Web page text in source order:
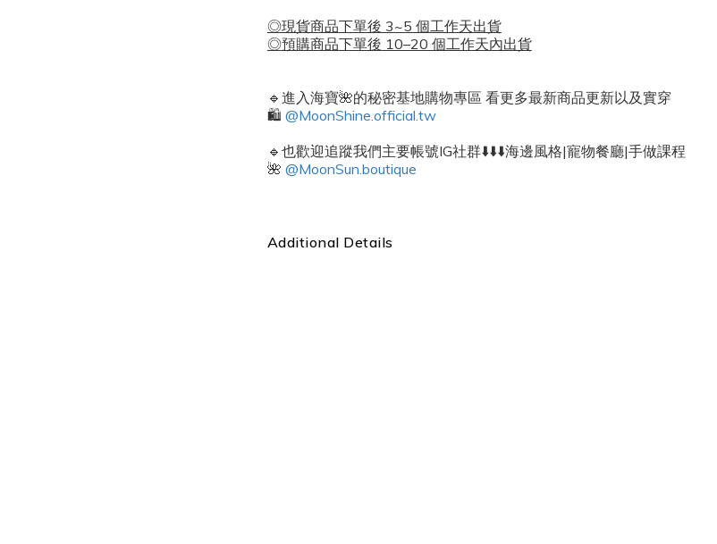
◎現貨商品下單後 3~5 個工作天出貨
◎預購商品下單後 10–20 個工作天內出貨
🔹進入海寶🌺的秘密基地購物專區 看更多最新商品更新以及實穿
🛍️ @MoonShine.official.tw
🔹也歡迎追蹤我們主要帳號IG社群⬇️⬇️⬇️海邊風格|寵物餐廳|手做課程
🌺 @MoonSun.boutique
Additional Details